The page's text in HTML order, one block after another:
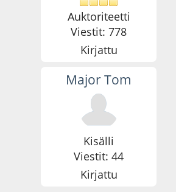
Auktoriteetti
Viestit: 778
Kirjattu
Major Tom
Kisälli
Viestit: 44
Kirjattu